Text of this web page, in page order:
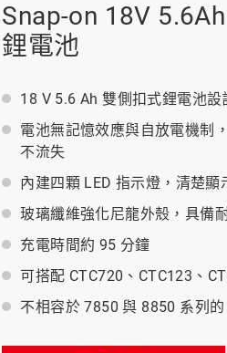
美國
義大利
Snap-on 18V
鋰電池
18 V 5.6 Ah 雙側扣式鋰電池設
電池無記憶效應與自放電機制
不流失
內建四顆 LED 指示燈，清楚顯
玻璃纖維強化尼龍外殼，具備
充電時間約 95 分鐘
可搭配 CTC720、CTC123、
不相容於 7850 與 8850 系列